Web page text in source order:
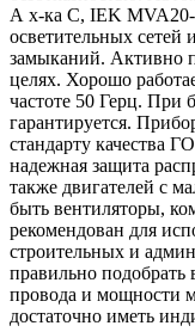
А х-ка C, IEK
осветительных сетей
замыканий. Активно
целях. Хорошо
частоте 50 Герц. При
гарантируется.
стандарту качества
надежная защита
также двигателей с
быть вентиляторы,
рекомендован для
строительных и
правильно подобрать
провода и мощности
достаточно иметь